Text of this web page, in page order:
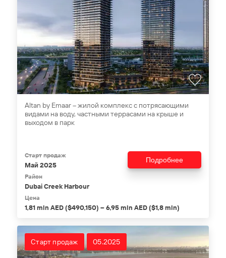
Altan by Emaar – жилой комплекс с потрясающими
видами на воду, частными террасами на крыше и
выходом в парк
Старт продаж
Май 2025
Район
Dubai Creek Harbour
Цена
1,81 mln AED ($490,150) – 6,95 mln AED ($1,8 mln)
Подробнее
Старт продаж 05.2025